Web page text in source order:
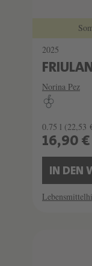
2025
Norina Pez
0.75 l (22,53
16,90 €
IN DEN